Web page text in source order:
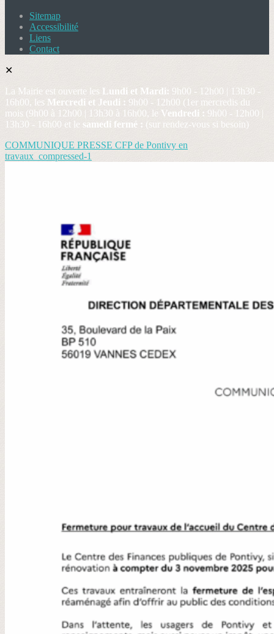
Sitemap
Accessibilité
Liens
Contact
✕
La Mairie est ouverte les Lundi et Mardi: 9h00 - 12h00 | 13h30 -
16h00, les Mercredi et Jeudi : 9h00 - 12h00 (1er mercredis du
mois (9h00 à 12h00 | 13h30 à 16h00, le Vendredi : 9h00 - 12h00 |
13h30 - 16h00 et le samedi fermé : (sur rendez-vous si besoin)
COMMUNIQUE PRESSE CFP de Pontivy en
travaux_compressed-1